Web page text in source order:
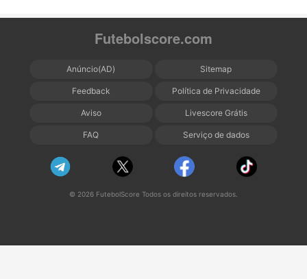
Futebolscore.com
Anúncio(AD) Sitemap
Feedback Política de Privacidade
Aviso Livescore Grátis
FAQ Serviço de dados
© 2026 FutebolScore Todos os direitos reservados.